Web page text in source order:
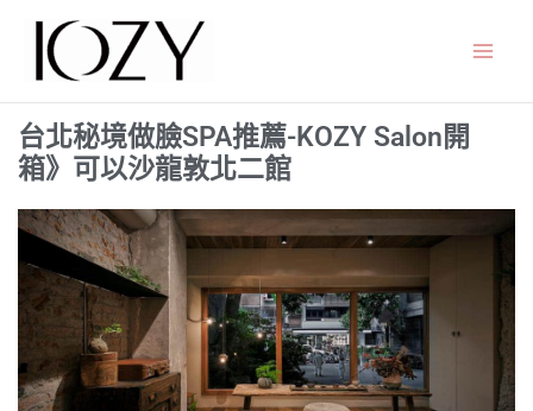
要
台北秘境做臉SPA推薦-KOZY Salon開
箱》可以沙龍敦北二館